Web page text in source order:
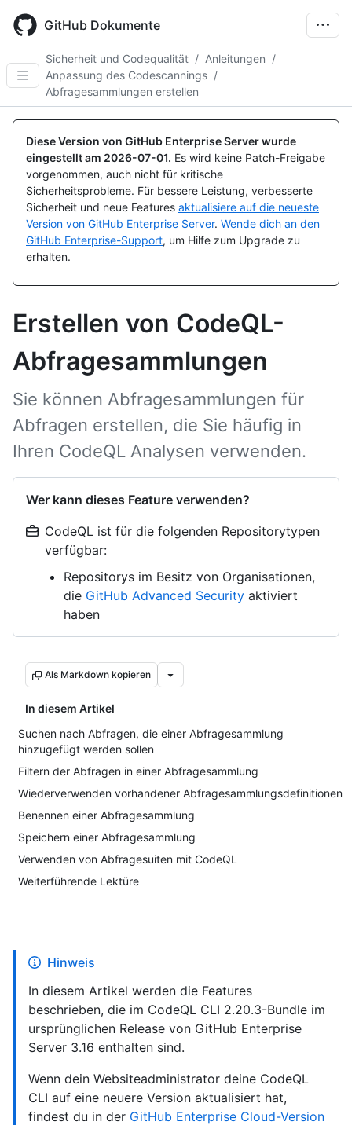
main
GitHub Dokumente
Sicherheit und Codequalität / Anleitungen /
Anpassung des Codescannings /
Abfragesammlungen erstellen
Diese Version von GitHub Enterprise Server wurde
eingestellt am 2026-07-01. Es wird keine Patch-Freigabe
vorgenommen, auch nicht für kritische
Sicherheitsprobleme. Für bessere Leistung, verbesserte
Sicherheit und neue Features aktualisiere auf die neueste
Version von GitHub Enterprise Server. Wende dich an den
GitHub Enterprise-Support, um Hilfe zum Upgrade zu
erhalten.
Erstellen von CodeQL-
Abfragesammlungen
Sie können Abfragesammlungen für
Abfragen erstellen, die Sie häufig in
Ihren CodeQL Analysen verwenden.
Wer kann dieses Feature verwenden?
CodeQL ist für die folgenden Repositorytypen
verfügbar:
Repositorys im Besitz von Organisationen,
die GitHub Advanced Security aktiviert
haben
Als Markdown kopieren
In diesem Artikel
Suchen nach Abfragen, die einer Abfragesammlung
hinzugefügt werden sollen
Filtern der Abfragen in einer Abfragesammlung
Wiederverwenden vorhandener Abfragesammlungsdefinitionen
Benennen einer Abfragesammlung
Speichern einer Abfragesammlung
Verwenden von Abfragesuiten mit CodeQL
Weiterführende Lektüre
Hinweis
In diesem Artikel werden die Features
beschrieben, die im CodeQL CLI 2.20.3-Bundle im
ursprünglichen Release von GitHub Enterprise
Server 3.16 enthalten sind.
Wenn dein Websiteadministrator deine CodeQL
CLI auf eine neuere Version aktualisiert hat,
findest du in der GitHub Enterprise Cloud-Version